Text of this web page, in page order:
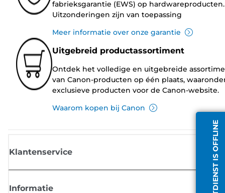
CHATDIENST IS OFFLINE
fabrieksgarantie (EWS) op hardwareproducten.
Uitzonderingen zijn van toepassing
Meer informatie over onze garantie
Uitgebreid productassortiment
Ontdek het volledige en uitgebreide
van Canon-producten op één plaats,
exclusieve producten voor de Canon-website.
Waarom kopen bij Canon
Klantenservice
Informatie